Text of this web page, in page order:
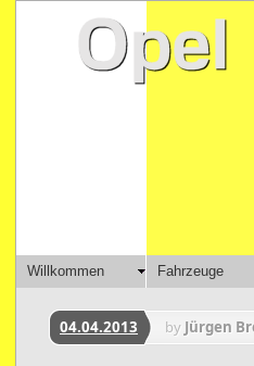
Willkommen Fahrzeuge
04.04.2013 by Jürgen